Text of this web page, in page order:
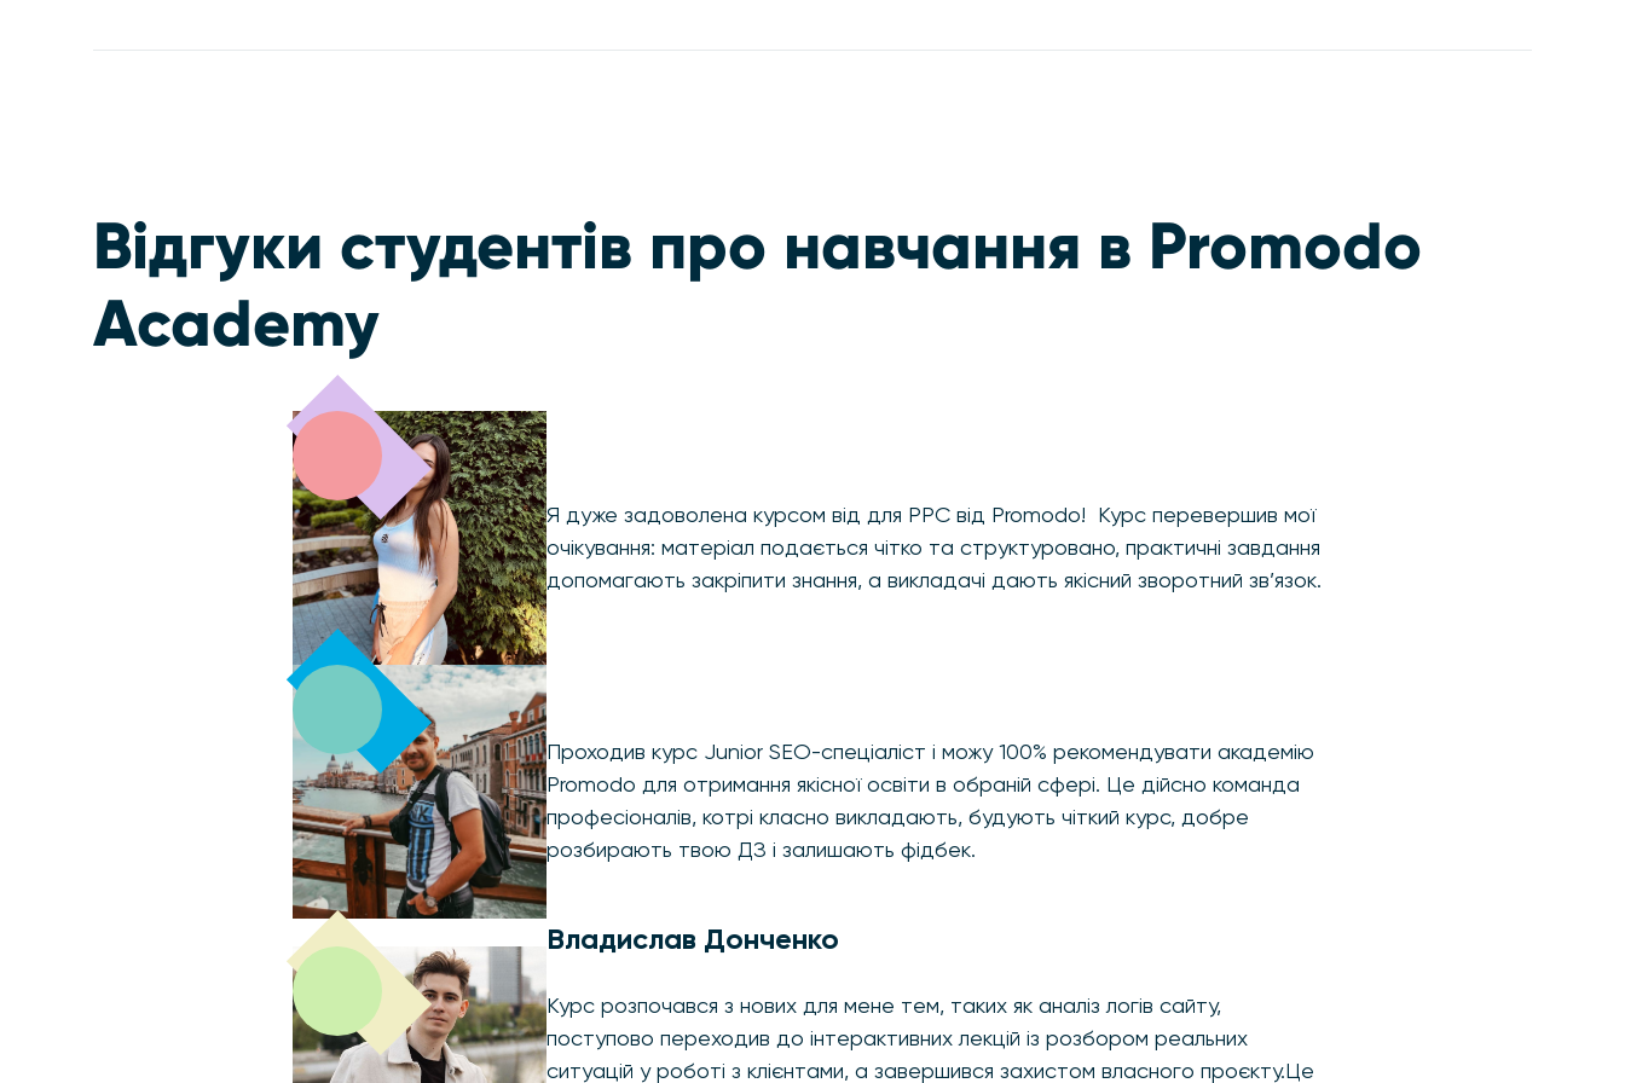
Відгуки студентів про навчання в Promodo
Academy
Я дуже задоволена курсом від для PPC від Promodo! Курс перевершив мої
очікування: матеріал подається чітко та структуровано, практичні завдання
допомагають закріпити знання, а викладачі дають якісний зворотний зв’язок.
Проходив курс Junior SEO-спеціаліст і можу 100% рекомендувати академію
Promodo для отримання якісної освіти в обраній сфері. Це дійсно команда
професіоналів, котрі класно викладають, будують чіткий курс, добре
розбирають твою ДЗ і залишають фідбек.
Владислав Донченко
Курс розпочався з нових для мене тем, таких як аналіз логів сайту,
поступово переходив до інтерактивних лекцій із розбором реальних
ситуацій у роботі з клієнтами, а завершився захистом власного проєкту.Це